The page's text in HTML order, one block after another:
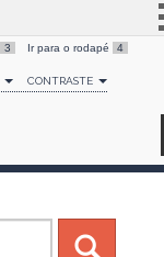
Simplifique!
Comunica BR
Canais
3 Ir para o rodapé 4
CONTRASTE